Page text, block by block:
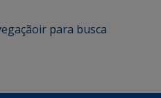
ir para busca